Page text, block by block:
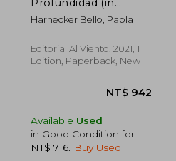
Spanish)
Harnecker Bello, Pabla
Editorial Al Viento, 2021, 1
Edition, Paperback, New
Available Used
in Good Condition for
NT$ 716
Buy Used